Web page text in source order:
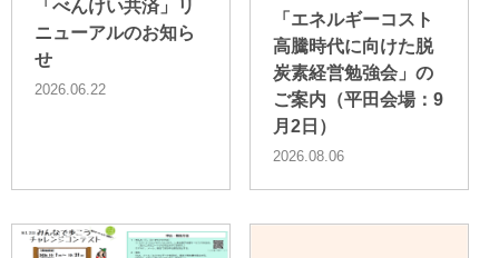
「べんけい共済」リ
ニューアルのお知ら
せ
2026.06.22
「エネルギーコスト
高騰時代に向けた脱
炭素経営勉強会」の
ご案内（平田会場：9
月2日）
2026.08.06